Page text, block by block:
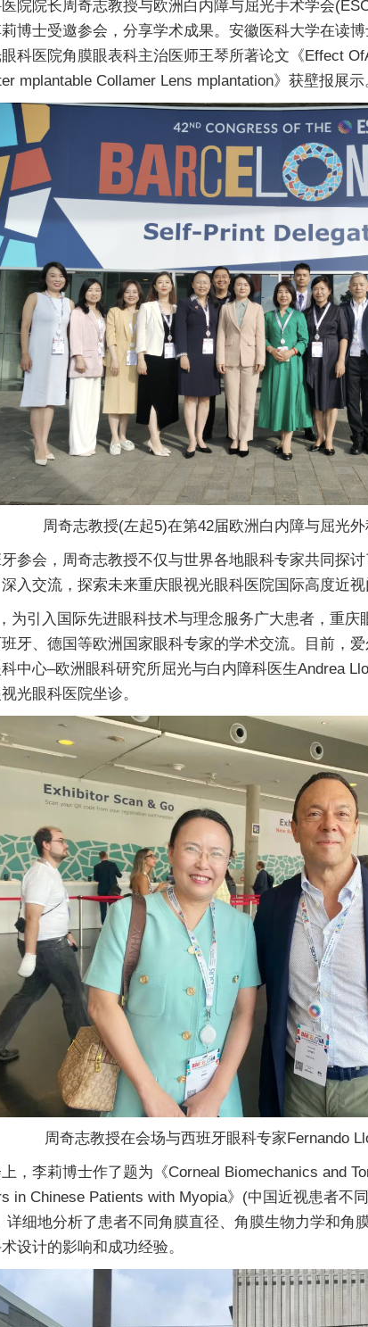
院院长周奇志教授与欧洲白内障与屈光手术学会
博士受邀参会，分享学术成果。安徽医科大学在读
科医院角膜眼表科主治医师王琴所著论文《Effect
mplantable Collamer Lens mplantation》获壁报展示
周奇志教授(左起5)在第42届欧洲白内障与屈光外
会，周奇志教授不仅与世界各地眼科专家共同探讨
入交流，探索未来重庆眼视光眼科医院国际高度近视
引入国际先进眼科技术与理念服务广大患者，重庆
牙、德国等欧洲国家眼科专家的学术交流。目前，
中心–欧洲眼科研究所屈光与白内障科医生Andrea
光眼科医院坐诊。
周奇志教授在会场与西班牙眼科专家Fernando
李莉博士作了题为《Corneal Biomechanics and
in Chinese Patients with Myopia》(中国近视患者不
详细地分析了患者不同角膜直径、角膜生物力学和角
设计的影响和成功经验。